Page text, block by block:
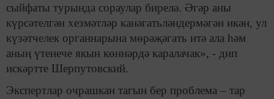
сыйфаты турында сораулар бирелә. Әгәр аны
күрсәтелгән хезмәтләр канәгатьләндермәгән икән, ул
күзәтчелек органнарына мөрәҗәгать итә ала һәм
аның үтенече якын көннәрдә каралачак», - дип
искәртте Шерпутовский.
Экспертлар очрашкан тагын бер проблема – тар